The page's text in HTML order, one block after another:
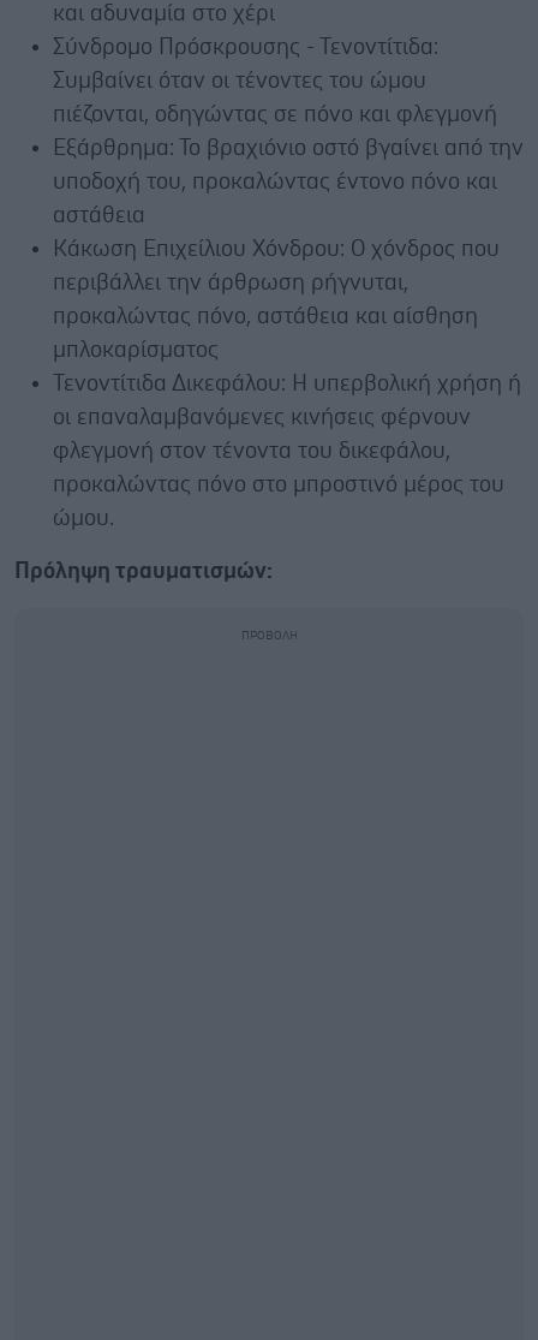
και αδυναμία στο χέρι
Σύνδρομο Πρόσκρουσης - Τενοντίτιδα:
Συμβαίνει όταν οι τένοντες του ώμου
πιέζονται, οδηγώντας σε πόνο και φλεγμονή
Εξάρθρημα: Το βραχιόνιο οστό βγαίνει από την
υποδοχή του, προκαλώντας έντονο πόνο και
αστάθεια
Κάκωση Επιχείλιου Χόνδρου: Ο χόνδρος που
περιβάλλει την άρθρωση ρήγνυται,
προκαλώντας πόνο, αστάθεια και αίσθηση
μπλοκαρίσματος
Τενοντίτιδα Δικεφάλου: Η υπερβολική χρήση ή
οι επαναλαμβανόμενες κινήσεις φέρνουν
φλεγμονή στον τένοντα του δικεφάλου,
προκαλώντας πόνο στο μπροστινό μέρος του
ώμου.
Πρόληψη τραυματισμών: